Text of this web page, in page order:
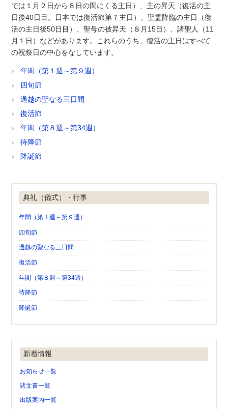
では１月２日から８日の間にくる主日）、主の昇天（復活の主
日後40日目。日本では復活節第７主日）、聖霊降臨の主日（復
活の主日後50日目）、聖母の被昇天（８月15日）、諸聖人（11
月１日）などがあります。これらのうち、復活の主日はすべて
の祝祭日の中心をなしています。
年間（第１週～第９週）
四旬節
過越の聖なる三日間
復活節
年間（第８週～第34週）
待降節
降誕節
典礼（儀式）・行事
年間（第１週～第９週）
四旬節
過越の聖なる三日間
復活節
年間（第８週～第34週）
待降節
降誕節
新着情報
お知らせ一覧
諸文書一覧
出版案内一覧